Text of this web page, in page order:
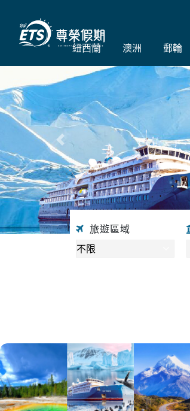
紐西蘭 澳洲 郵輪
往前
旅遊區域